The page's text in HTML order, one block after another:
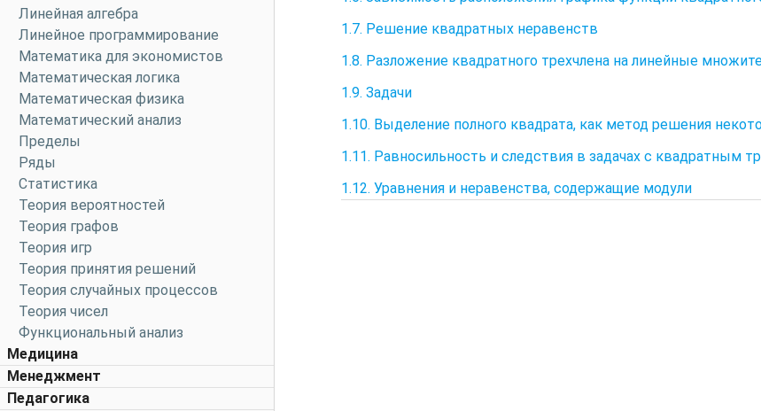
Линейная алгебра
Линейное программирование
Математика для экономистов
Математическая логика
Математическая физика
Математический анализ
Пределы
Ряды
Статистика
Теория вероятностей
Теория графов
Теория игр
Теория принятия решений
Теория случайных процессов
Теория чисел
Функциональный анализ
Медицина
Менеджмент
Педагогика
1.7. Решение квадратных неравенств
1.8. Разложение квадратного трехчлена на линейные
1.9. Задачи
1.10. Выделение полного квадрата, как метод решения
1.11. Равносильность и следствия в задачах с квадратным
1.12. Уравнения и неравенства, содержащие модули